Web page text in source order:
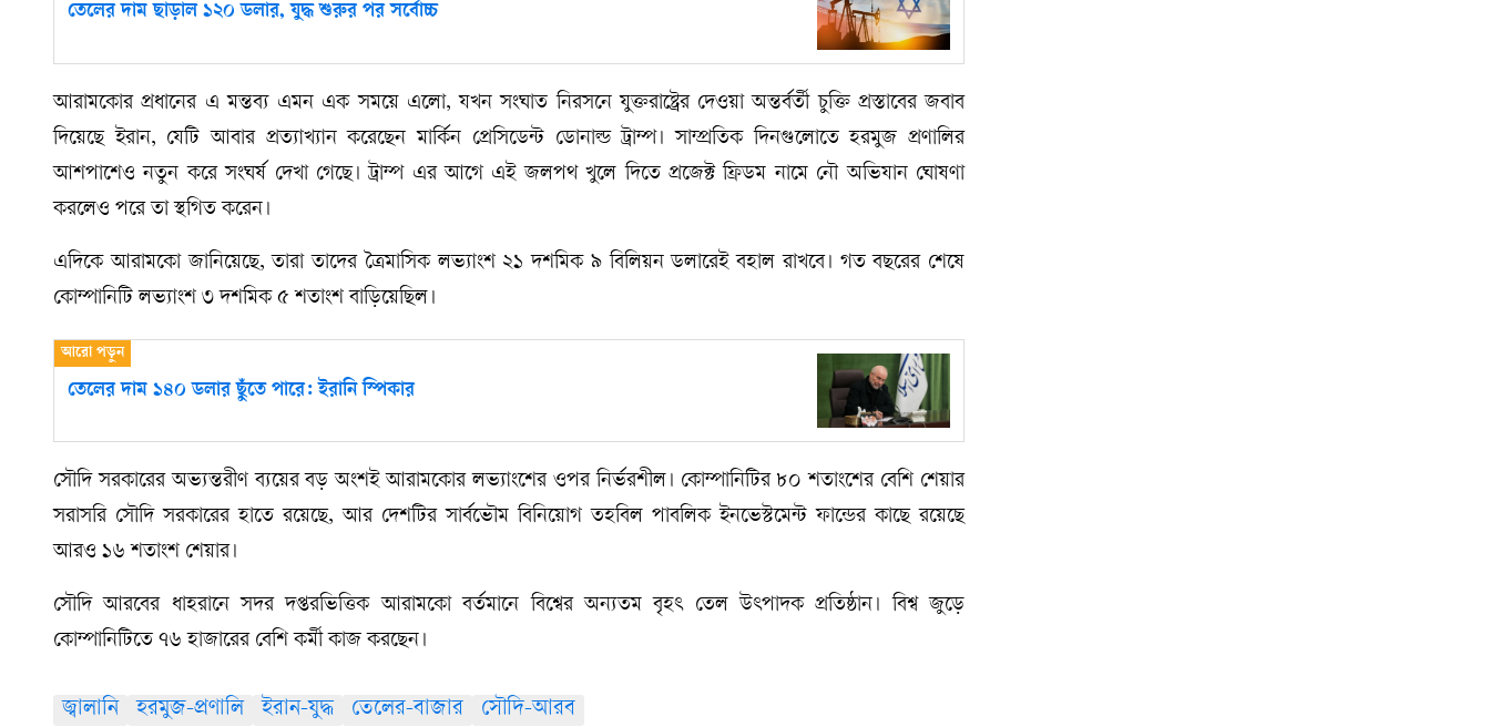
তেলের দাম ছাড়াল ১২০ ডলার, যুদ্ধ শুরুর পর সর্বোচ্চ
আরামকোর প্রধানের এ মন্তব্য এমন এক সময়ে এলো, যখন সংঘাত নিরসনে যুক্তরাষ্ট্রের দেওয়া অন্তর্বর্তী চুক্তি প্রস্তাবের জবাব
দিয়েছে ইরান, যেটি আবার প্রত্যাখ্যান করেছেন মার্কিন প্রেসিডেন্ট ডোনাল্ড ট্রাম্প। সাম্প্রতিক দিনগুলোতে হরমুজ প্রণালির
আশপাশেও নতুন করে সংঘর্ষ দেখা গেছে। ট্রাম্প এর আগে এই জলপথ খুলে দিতে প্রজেক্ট ফ্রিডম নামে নৌ অভিযান ঘোষণা
করলেও পরে তা স্থগিত করেন।
এদিকে আরামকো জানিয়েছে, তারা তাদের ত্রৈমাসিক লভ্যাংশ ২১ দশমিক ৯ বিলিয়ন ডলারেই বহাল রাখবে। গত বছরের শেষে
কোম্পানিটি লভ্যাংশ ৩ দশমিক ৫ শতাংশ বাড়িয়েছিল।
তেলের দাম ১৪০ ডলার ছুঁতে পারে: ইরানি স্পিকার
সৌদি সরকারের অভ্যন্তরীণ ব্যয়ের বড় অংশই আরামকোর লভ্যাংশের ওপর নির্ভরশীল। কোম্পানিটির ৮০ শতাংশের বেশি শেয়ার
সরাসরি সৌদি সরকারের হাতে রয়েছে, আর দেশটির সার্বভৌম বিনিয়োগ তহবিল পাবলিক ইনভেস্টমেন্ট ফান্ডের কাছে রয়েছে
আরও ১৬ শতাংশ শেয়ার।
সৌদি আরবের ধাহরানে সদর দপ্তরভিত্তিক আরামকো বর্তমানে বিশ্বের অন্যতম বৃহৎ তেল উৎপাদক প্রতিষ্ঠান। বিশ্ব জুড়ে
কোম্পানিটিতে ৭৬ হাজারের বেশি কর্মী কাজ করছেন।
জ্বালানি হরমুজ-প্রণালি ইরান-যুদ্ধ তেলের-বাজার সৌদি-আরব